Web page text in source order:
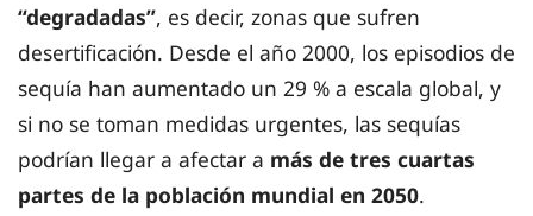
“degradadas”, es decir, zonas que sufren
desertificación. Desde el año 2000, los episodios de
sequía han aumentado un 29 % a escala global, y
si no se toman medidas urgentes, las sequías
podrían llegar a afectar a más de tres cuartas
partes de la población mundial en 2050.